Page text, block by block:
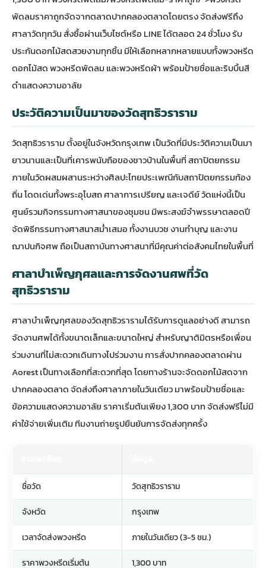
พัดลมราคาถูกจัดจากตลาดปากคลองตลาดโดยตรง จัดส่งฟรีถึง
ศาลาวัดทุกวัน สั่งซื้อผ่านเว็บไซต์หรือ LINE ได้ตลอด 24 ชั่วโมง รับ
ประกันดอกไม้สดสวยงามทุกชิ้น มีให้เลือกหลากหลายแบบทั้งพวงหรีด
ดอกไม้สดพวงหรีดพัดลม และพวงหรีดผ้า พร้อมป้ายชื่อและริบบิ้นสี
ดำแสดงความอาลัย
ประวัติความเป็นมาของวัดสุทธิวราราม
วัดสุทธิวรารามตั้งอยู่ในจังหวัดกรุงเทพ เป็นวัดที่มีประวัติความเป็นมา
ยาวนานและเป็นที่เคารพนับถือของชาวบ้านในพื้นที่ สถาปัตยกรรม
ภายในวัดผสมผสานระหว่างศิลปะไทยประเพณีกับสถาปัตยกรรมท้อง
ถิ่น โดดเด่นทั้งพระอุโบสถ ศาลาการเปรียญ และเจดีย์ วัดแห่งนี้เป็น
ศูนย์รวมกิจกรรมทางศาสนาของชุมชน มีพระสงฆ์จำพรรษาตลอดปี
จัดพิธีกรรมทางศาสนาสม่ำเสมอ ทั้งงานบวช งานทำบุญ และงาน
ฌาปนกิจศพ ถือเป็นสถาบันทางศาสนาที่มีคุณค่าต่อสังคมไทยในพื้นที่
ศาลาบำเพ็ญกุศลและการจัดงานศพที่วัด
สุทธิวราราม
ศาลาบำเพ็ญกุศลของวัดสุทธิวรารามได้รับการดูแลอย่างดี สามารถ
จัดงานศพได้ทั้งขนาดเล็กและขนาดใหญ่ สำหรับญาติมิตรหรือเพื่อน
ร่วมงานที่ไม่สะดวกเดินทางไปร่วมงาน การสั่งปากคลองตลาดผ่าน
Aorest เป็นทางเลือกที่สะดวกที่สุด โดยทางร้านจะจัดดอกไม้สดจาก
ปากคลองตลาด จัดส่งถึงศาลาภายในวันเดียว มาพร้อมป้ายชื่อและ
ข้อความแสดงความอาลัย ราคาเริ่มต้นเพียง 1,300 บาท จัดส่งฟรีไม่มี
ค่าใช้จ่ายเพิ่มเติม ทีมงานถ่ายรูปยืนยันการจัดส่งทุกครั้ง
ชื่อวัด วัดสุทธิวราราม
จังหวัด กรุงเทพ
เวลาจัดส่งพวงหรีด ภายในวันเดียว (3-5 ชม.)
ราคาพวงหรีดเริ่มต้น 1,300 บาท